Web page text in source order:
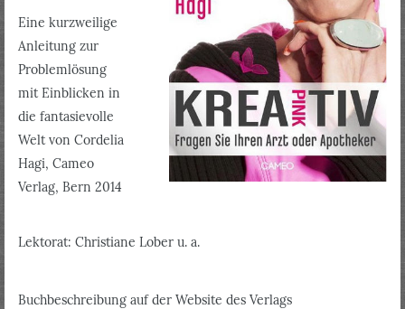
Eine kurzweilige
Anleitung zur
Problemlösung
mit Einblicken in
die fantasievolle
Welt von Cordelia
Hagi, Cameo
Verlag, Bern 2014
Lektorat: Christiane Lober u. a.
Buchbeschreibung auf der Website des Verlags